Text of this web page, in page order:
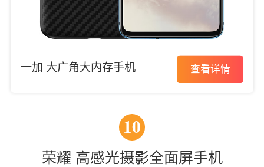
一加 大广角大内存手机 查看详情
10
荣耀 高感光摄影全面屏手机